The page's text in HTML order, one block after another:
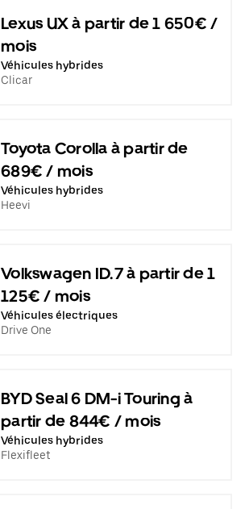
Lexus UX à partir de 1 650€ /
mois
Véhicules hybrides
Clicar
Toyota Corolla à partir de
689€ / mois
Véhicules hybrides
Heevi
Volkswagen ID.7 à partir de 1
125€ / mois
Véhicules électriques
Drive One
BYD Seal 6 DM-i Touring à
partir de 844€ / mois
Véhicules hybrides
Flexifleet